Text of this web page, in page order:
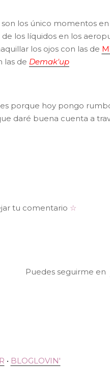
los único momentos
los líquidos en los
los ojos con las de
las de Demak'up
porque hoy pongo
daré buena cuenta a
tu comentario ☆
Puedes seguirme en
• BLOGLOVIN'